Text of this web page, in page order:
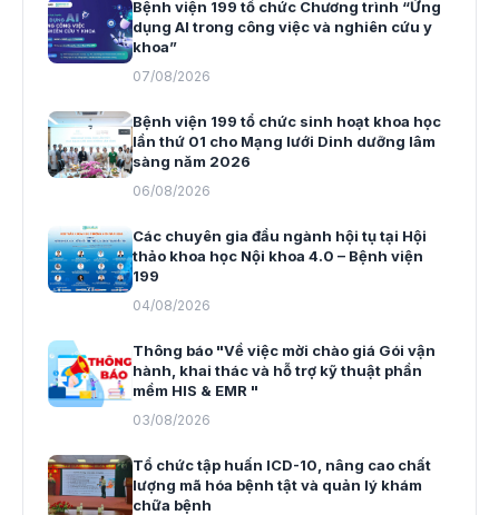
Bệnh viện 199 tổ chức Chương trình “Ứng
dụng AI trong công việc và nghiên cứu y
khoa”
07/08/2026
Bệnh viện 199 tổ chức sinh hoạt khoa học
lần thứ 01 cho Mạng lưới Dinh dưỡng lâm
sàng năm 2026
06/08/2026
Các chuyên gia đầu ngành hội tụ tại Hội
thảo khoa học Nội khoa 4.0 – Bệnh viện
199
04/08/2026
Thông báo "Về việc mời chào giá Gói vận
hành, khai thác và hỗ trợ kỹ thuật phần
mềm HIS & EMR "
03/08/2026
Tổ chức tập huấn ICD-10, nâng cao chất
lượng mã hóa bệnh tật và quản lý khám
chữa bệnh